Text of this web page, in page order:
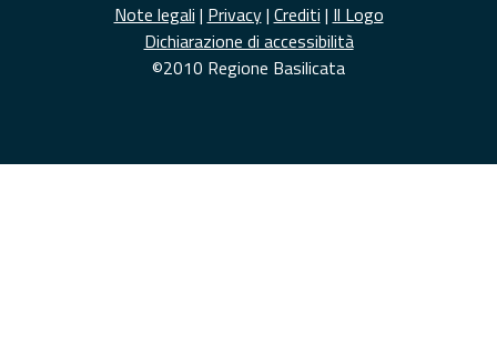
Note legali | Privacy| Crediti | Il Logo
Dichiarazione di accessibilità
©2010 Regione Basilicata